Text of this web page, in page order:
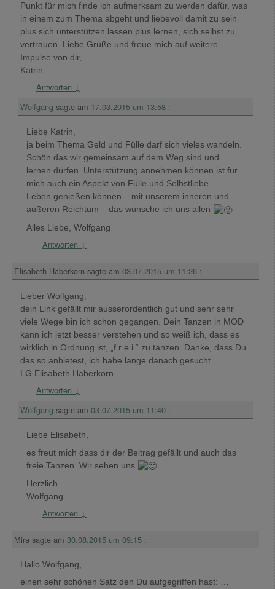
Punkt für mich finde ich aufmerksam zu werden dafür, was
in einem zum Thema abgeht und liebevoll damit zu sein
plus sich unterstützen lassen plus lernen, sich selbst zu
vertrauen. Liebe Grüße und freue mich auf weitere
Impulse von dir,
Katrin
Antworten ↓
Wolfgang sagte am 17.03.2015 um 13:58 :
Liebe Katrin,
ja beim Thema Geld und Fülle darf sich vieles wandeln.
Schön das wir gemeinsam auf dem Weg sind und
lernen dürfen. Unterstützung annehmen können ist für
mich auch ein Aspekt von Fülle und Selbstliebe.
Leben genießen können – mit unserem inneren und
äußeren Reichtum – das wünsche ich uns allen
Alles Liebe, Wolfgang
Antworten ↓
Elisabeth Haberkorn sagte am 03.07.2015 um 11:26 :
Lieber Wolfgang,
dein Link gefällt mir ausserordentlich gut und sehr sehr
viele Wege bin ich schon gegangen. Dein Tanzen in MOD
kann ich jetzt besser verstehen und so weiß ich, dass es
wirklich in Ordnung ist, „f r e i “ zu tanzen. Danke, dass Du
das so anbietest, ich habe lange danach gesucht.
LG Elisabeth Haberkorn
Antworten ↓
Wolfgang sagte am 03.07.2015 um 11:40 :
Liebe Elisabeth,
es freut mich dass dir der Beitrag gefällt und auch das
freie Tanzen. Wir sehen uns
Herzlich
Wolfgang
Antworten ↓
Mira sagte am 30.08.2015 um 09:15 :
Hallo Wolfgang,
einen sehr schönen Satz den Du aufgegriffen hast: …